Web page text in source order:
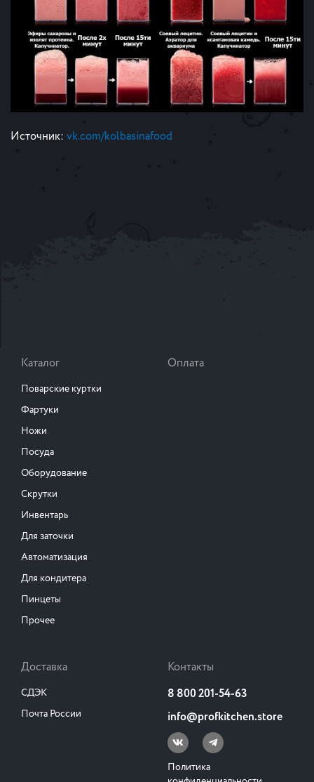
Источник: vk.com/kolbasinafood
Каталог
Поварские куртки
Фартуки
Ножи
Посуда
Оборудование
Скрутки
Инвентарь
Для заточки
Автоматизация
Для кондитера
Пинцеты
Прочее
Оплата
Доставка
СДЭК
Почта России
Контакты
8 800 201-54-63
info@profkitchen.store
Политика